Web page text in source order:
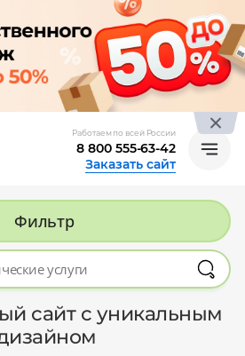
Работаем по всей России
8 800 555-63-42
Заказать сайт
Фильтр
сайт с уникальным